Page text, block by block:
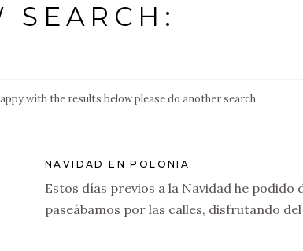
SEARCH:
with the results below please do another search
NAVIDAD EN POLONIA
Estos días previos a la Navidad he
paseábamos por las calles, disfrutando